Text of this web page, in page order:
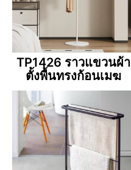
TP1426 ราวแขวนผ้า
ตั้งพื้นทรงก้อนเมฆ